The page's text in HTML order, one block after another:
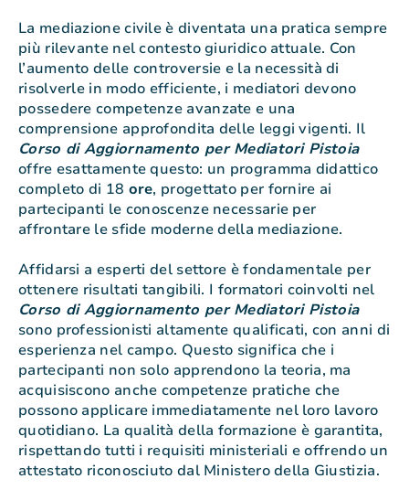
La mediazione civile è diventata una pratica sempre
più rilevante nel contesto giuridico attuale. Con
l’aumento delle controversie e la necessità di
risolverle in modo efficiente, i mediatori devono
possedere competenze avanzate e una
comprensione approfondita delle leggi vigenti. Il
Corso di Aggiornamento per Mediatori Pistoia
offre esattamente questo: un programma didattico
completo di 18 ore, progettato per fornire ai
partecipanti le conoscenze necessarie per
affrontare le sfide moderne della mediazione.
Affidarsi a esperti del settore è fondamentale per
ottenere risultati tangibili. I formatori coinvolti nel
Corso di Aggiornamento per Mediatori Pistoia
sono professionisti altamente qualificati, con anni di
esperienza nel campo. Questo significa che i
partecipanti non solo apprendono la teoria, ma
acquisiscono anche competenze pratiche che
possono applicare immediatamente nel loro lavoro
quotidiano. La qualità della formazione è garantita,
rispettando tutti i requisiti ministeriali e offrendo un
attestato riconosciuto dal Ministero della Giustizia.